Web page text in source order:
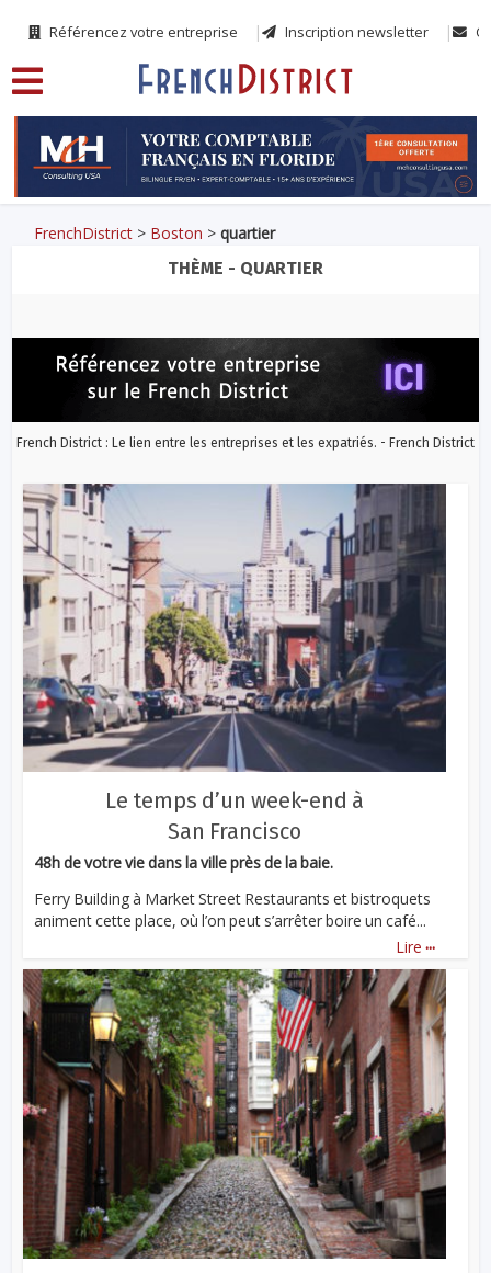
Référencez votre entreprise Inscription newsletter
FrenchDistrict > Boston >quartier
THÈME - QUARTIER
French District : Le lien entre les entreprises et les expatriés. - French District
Le temps d’un week-end à
San Francisco
48h de votre vie dans la ville près de la baie.
Ferry Building à Market Street Restaurants et bistroquets
animent cette place, où l’on peut s’arrêter boire un café...
Lire ...